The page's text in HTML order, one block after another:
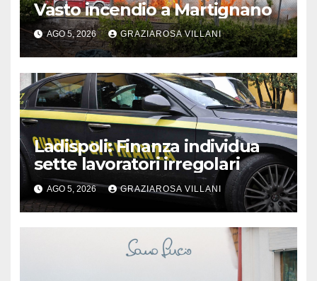
Vasto incendio a Martignano
AGO 5, 2026 GRAZIAROSA VILLANI
Ladispoli: Finanza individua
sette lavoratori irregolari
AGO 5, 2026 GRAZIAROSA VILLANI